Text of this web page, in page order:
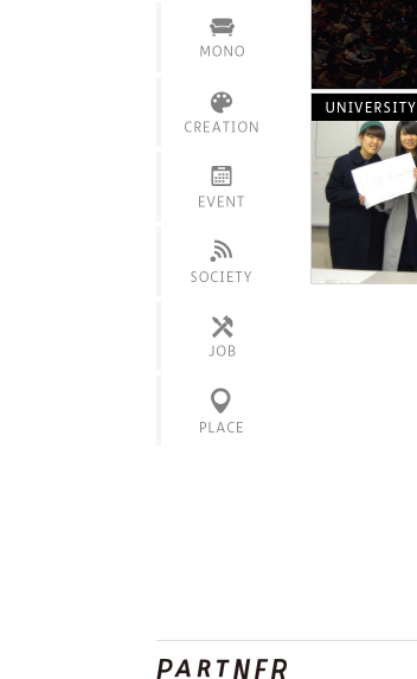
住
課題
仲間・友達
家具
サービス
その他のモノ
スキル・技術
展覧会・展示
ニュース
会社